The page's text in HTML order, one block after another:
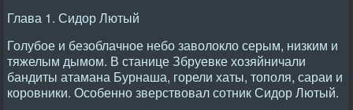
Глава 1. Сидор Лютый
Голубое и безоблачное небо заволокло серым, низким и
тяжелым дымом. В станице Збруевке хозяйничали
бандиты атамана Бурнаша, горели хаты, тополя, сараи и
коровники. Особенно зверствовал сотник Сидор Лютый.